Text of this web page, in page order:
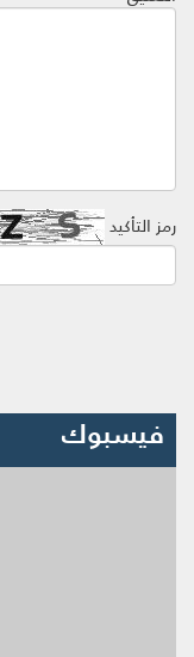
رمز التأكيد
فيسبوك